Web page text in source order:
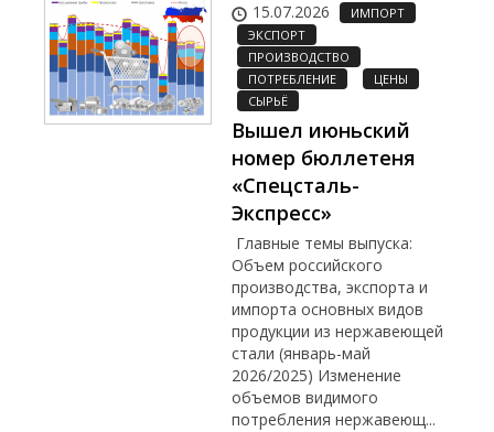
15.07.2026
ИМПОРТ
ЭКСПОРТ
ПРОИЗВОДСТВО
ПОТРЕБЛЕНИЕ
ЦЕНЫ
СЫРЬЁ
Вышел июньский
номер бюллетеня
«Спецсталь-
Экспресс»
Главные темы выпуска:
Объем российского
производства, экспорта и
импорта основных видов
продукции из нержавеющей
стали (январь-май
2026/2025) Изменение
объемов видимого
потребления нержавеющ...